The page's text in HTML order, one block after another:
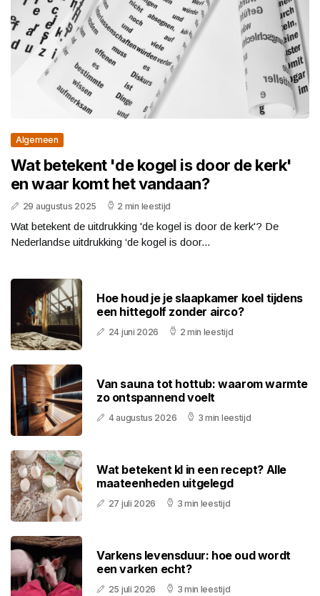
Algemeen
Wat betekent 'de kogel is door de kerk'
en waar komt het vandaan?
29 augustus 2025 2 min leestijd
Wat betekent de uitdrukking 'de kogel is door de kerk'? De
Nederlandse uitdrukking ‘de kogel is door...
Hoe houd je je slaapkamer koel tijdens
een hittegolf zonder airco?
24 juni 2026 2 min leestijd
Van sauna tot hottub: waarom warmte
zo ontspannend voelt
4 augustus 2026 3 min leestijd
Wat betekent kl in een recept? Alle
maateenheden uitgelegd
27 juli 2026 3 min leestijd
Varkens levensduur: hoe oud wordt
een varken echt?
25 juli 2026 3 min leestijd